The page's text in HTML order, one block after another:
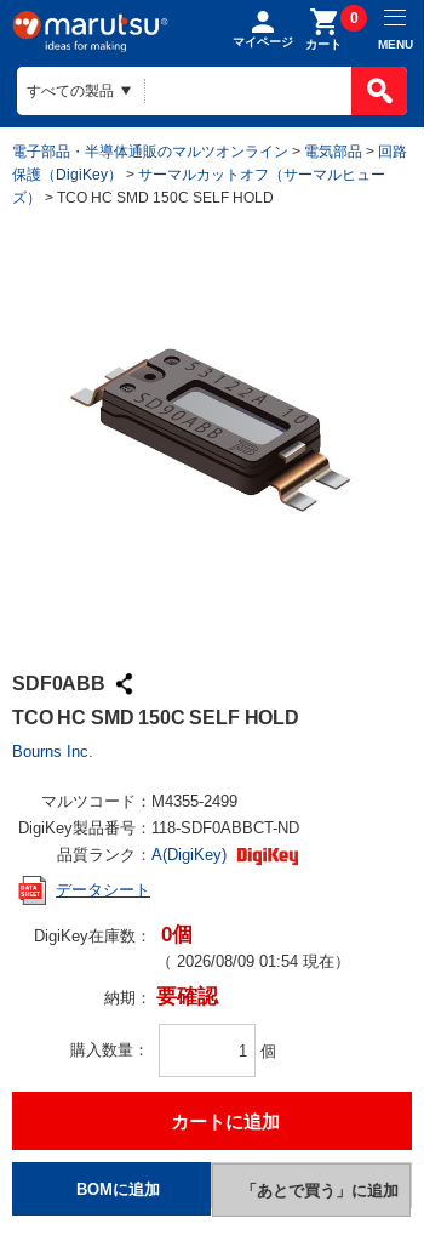
マイページ カート
0
MENU
電子部品・半導体通販のマルツオンライン > 電気部品 > 回路
保護（DigiKey）
> サーマルカットオフ（サーマルヒュー
ズ）
> TCO HC SMD 150C SELF HOLD
SDF0ABB
TCO HC SMD 150C SELF HOLD
Bourns Inc.
マルツコード： M4355-2499
DigiKey製品番号： 118-SDF0ABBCT-ND
品質ランク： A(DigiKey)
データシート
DigiKey在庫数： 0個
（ 2026/08/09 01:54 現在）
納期： 要確認
購入数量 個